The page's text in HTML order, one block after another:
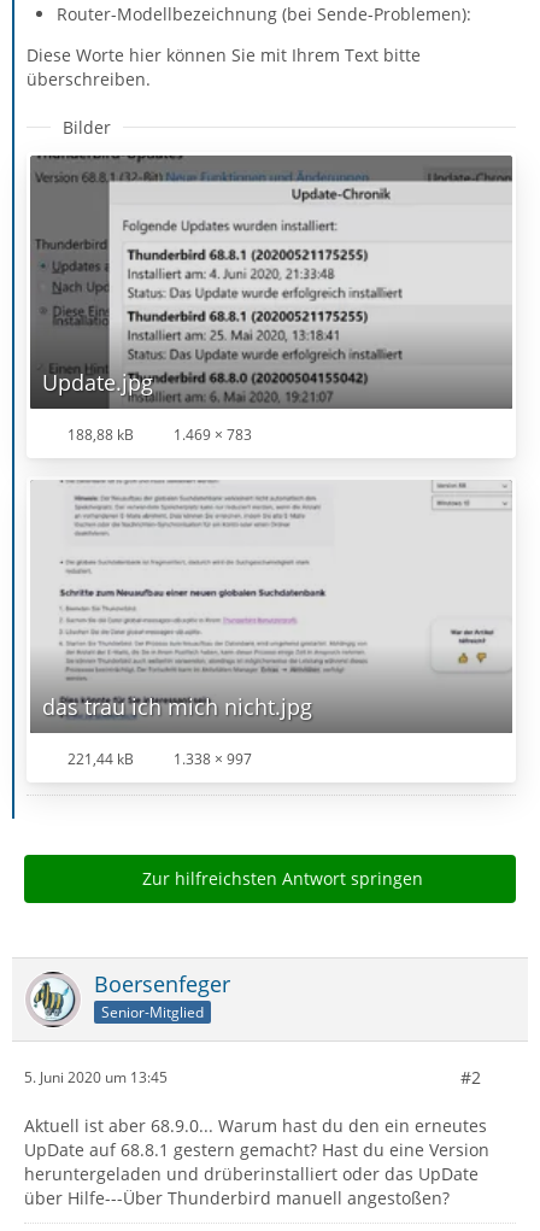
Router-Modellbezeichnung (bei Sende-Problemen):
Diese Worte hier können Sie mit Ihrem Text bitte
überschreiben.
Bilder
Update.jpg
188,88 kB 1.469 × 783
das trau ich mich nicht.jpg
221,44 kB 1.338 × 997
Zur hilfreichsten Antwort springen
Boersenfeger
Senior-Mitglied
5. Juni 2020 um 13:45 #2
Aktuell ist aber 68.9.0... Warum hast du den ein erneutes
UpDate auf 68.8.1 gestern gemacht? Hast du eine Version
heruntergeladen und drüberinstalliert oder das UpDate
über Hilfe---Über Thunderbird manuell angestoßen?